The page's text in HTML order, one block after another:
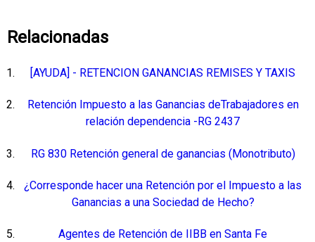
Relacionadas
[AYUDA] - RETENCION GANANCIAS REMISES Y TAXIS
Retención Impuesto a las Ganancias deTrabajadores en
relación dependencia -RG 2437
RG 830 Retención general de ganancias (Monotributo)
¿Corresponde hacer una Retención por el Impuesto a las
Ganancias a una Sociedad de Hecho?
Agentes de Retención de IIBB en Santa Fe